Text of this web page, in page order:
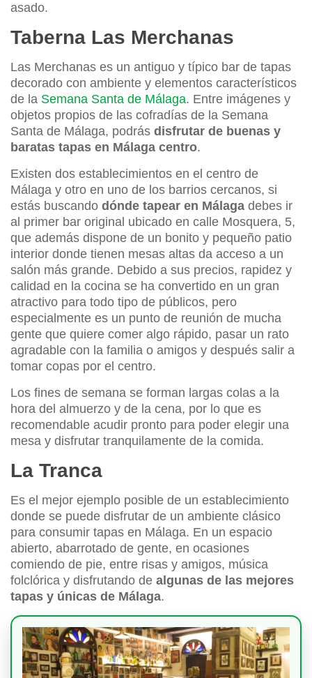
asado.
Taberna Las Merchanas
Las Merchanas es un antiguo y típico bar de tapas
decorado con ambiente y elementos característicos
de la Semana Santa de Málaga. Entre imágenes y
objetos propios de las cofradías de la Semana
Santa de Málaga, podrás disfrutar de buenas y
baratas tapas en Málaga centro.
Existen dos establecimientos en el centro de
Málaga y otro en uno de los barrios cercanos, si
estás buscando dónde tapear en Málaga debes ir
al primer bar original ubicado en calle Mosquera, 5,
que además dispone de un bonito y pequeño patio
interior donde tienen mesas altas da acceso a un
salón más grande. Debido a sus precios, rapidez y
calidad en la cocina se ha convertido en un gran
atractivo para todo tipo de públicos, pero
especialmente es un punto de reunión de mucha
gente que quiere comer algo rápido, pasar un rato
agradable con la familia o amigos y después salir a
tomar copas por el centro.
Los fines de semana se forman largas colas a la
hora del almuerzo y de la cena, por lo que es
recomendable acudir pronto para poder elegir una
mesa y disfrutar tranquilamente de la comida.
La Tranca
Es el mejor ejemplo posible de un establecimiento
donde se puede disfrutar de un ambiente clásico
para consumir tapas en Málaga. En un espacio
abierto, abarrotado de gente, en ocasiones
comiendo de pie, entre risas y amigos, música
folclórica y disfrutando de algunas de las mejores
tapas y únicas de Málaga.